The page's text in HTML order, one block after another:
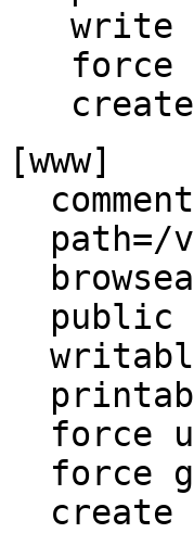
write
force
create
[www]
path=/
public
force
force
create